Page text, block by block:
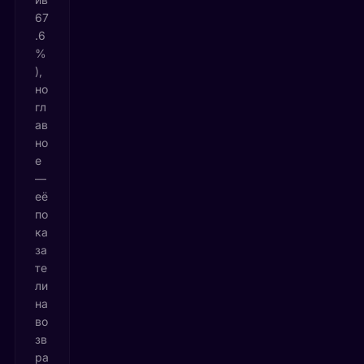
67
.6
%
),
но
гл
ав
но
е
—
её
по
ка
за
те
ли
на
во
зв
ра